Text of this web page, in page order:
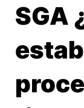
Buscar
SGA